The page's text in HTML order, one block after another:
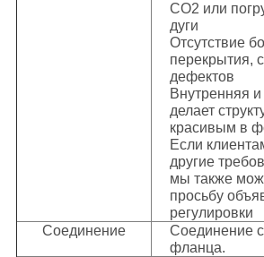
СО2 или
дуги
Отсутствие
перекрытия,
дефектов
Внутренняя
делает
красивым в
Если
другие
мы также
просьбу
регулировки
Соединение
Соединение
фланца.